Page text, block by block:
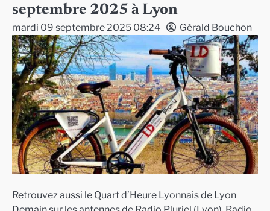
septembre 2025 à Lyon
mardi 09 septembre 2025 08:24 Gérald Bouchon
Retrouvez aussi le Quart d’Heure Lyonnais de Lyon